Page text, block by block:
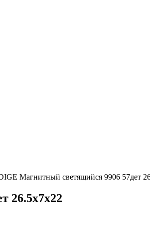
Магнитный светящийся 9906 57дет
26.5x7x22